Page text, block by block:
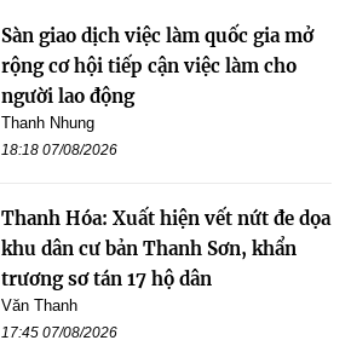
Sàn giao dịch việc làm quốc gia mở
rộng cơ hội tiếp cận việc làm cho
người lao động
Thanh Nhung
18:18 07/08/2026
Thanh Hóa: Xuất hiện vết nứt đe dọa
khu dân cư bản Thanh Sơn, khẩn
trương sơ tán 17 hộ dân
Văn Thanh
17:45 07/08/2026